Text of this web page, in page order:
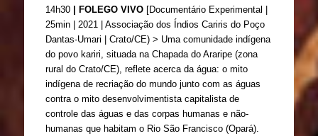
14h30 | FOLEGO VIVO [Documentário Experimental |
25min | 2021 | Associação dos Índios Cariris do Poço
Dantas-Umari | Crato/CE) > Uma comunidade indígena
do povo kariri, situada na Chapada do Araripe (zona
rural do Crato/CE), reflete acerca da água: o mito
indígena de recriação do mundo junto com as águas
contra o mito desenvolvimentista capitalista de
controle das águas e das corpas humanas e não-
humanas que habitam o Rio São Francisco (Opará).